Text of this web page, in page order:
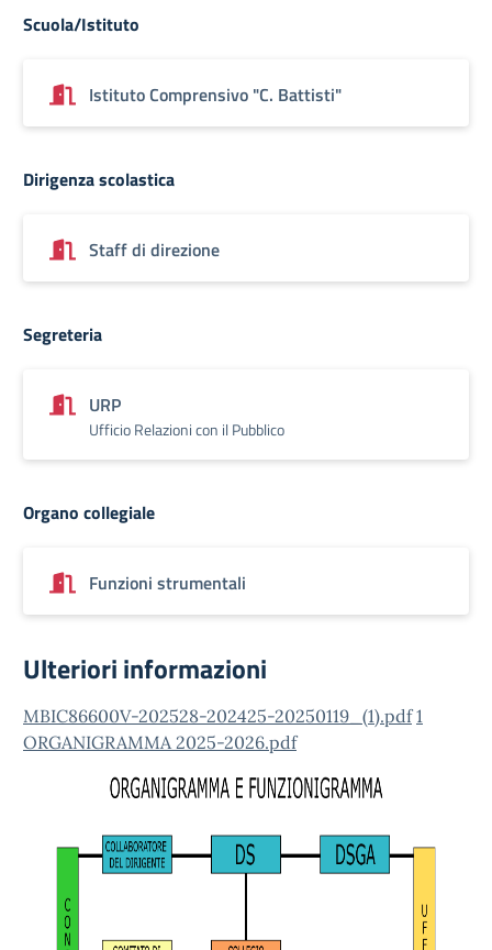
Scuola/Istituto
Istituto Comprensivo "C. Battisti"
Dirigenza scolastica
Staff di direzione
Segreteria
URP
Ufficio Relazioni con il Pubblico
Organo collegiale
Funzioni strumentali
Ulteriori informazioni
MBIC86600V-202528-202425-20250119_(1).pdf 1
ORGANIGRAMMA 2025-2026.pdf